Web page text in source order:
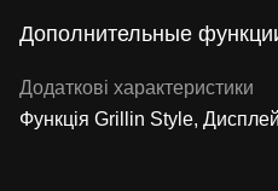
Дополнительные
Додаткові характеристики
Функція Grillin Style,